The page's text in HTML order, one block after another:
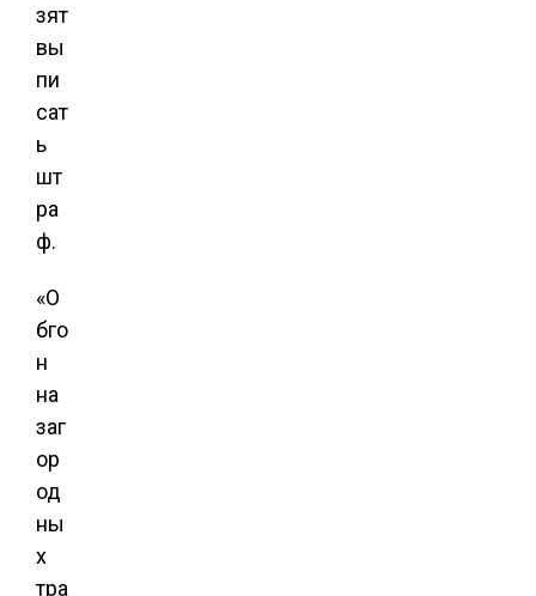
зят
вы
пи
сат
ь
шт
ра
ф.
«О
бго
н
на
заг
ор
од
ны
х
тра